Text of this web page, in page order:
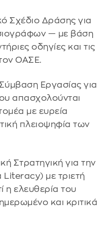
Σχέδιο Δράσης για
— με βάση
οδηγίες και τις
ΟΑΣΕ.
Εργασίας για
απασχολούνται
με ευρεία
πλειοψηφία των
Στρατηγική για την
με τριετή
η ελευθερία του
και κριτικά